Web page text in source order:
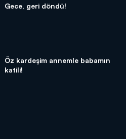
Gece, geri döndü!
Öz kardeşim annemle babamın
katili!